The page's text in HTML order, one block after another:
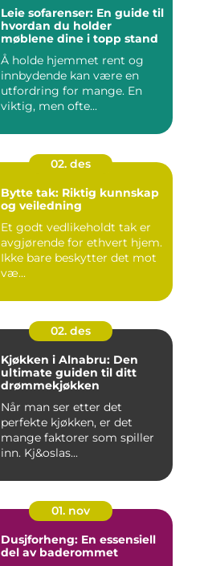
Leie sofarenser: En guide til
hvordan du holder
møblene dine i topp stand
Å holde hjemmet rent og
innbydende kan være en
utfordring for mange. En
viktig, men ofte...
02. des
Bytte tak: Riktig kunnskap
og veiledning
Et godt vedlikeholdt tak er
avgjørende for ethvert hjem.
Ikke bare beskytter det mot
væ...
02. des
Kjøkken i Alnabru: Den
ultimate guiden til ditt
drømmekjøkken
Når man ser etter det
perfekte kjøkken, er det
mange faktorer som spiller
inn. Kj&oslas...
01. nov
Dusjforheng: En essensiell
del av baderommet